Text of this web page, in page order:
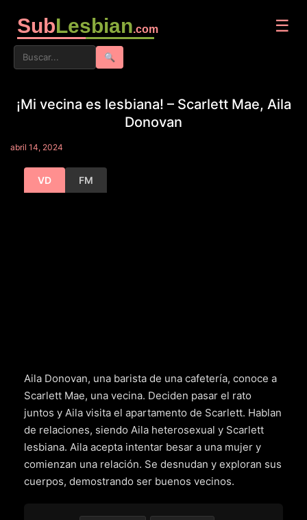
SubLesbian.com ☰
🔍
¡Mi vecina es lesbiana! – Scarlett Mae, Aila
Donovan
abril 14, 2024
VD FM
Aila Donovan, una barista de una cafetería, conoce a
Scarlett Mae, una vecina. Deciden pasar el rato
juntos y Aila visita el apartamento de Scarlett. Hablan
de relaciones, siendo Aila heterosexual y Scarlett
lesbiana. Aila acepta intentar besar a una mujer y
comienzan una relación. Se desnudan y exploran sus
cuerpos, demostrando ser buenos vecinos.